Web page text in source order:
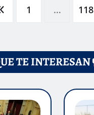
1 … 118
TE INTERESAN